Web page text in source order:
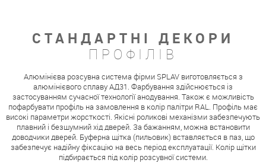
СТАНДАРТНІ ДЕКОРИ
ПРОФІЛІВ
Алюмінієва розсувна система фірми SPLAV виготовляється з
алюмінієвого сплаву АД31. Фарбування здійснюється із
застосуванням сучасної технології анодування. Також є можливість
пофарбувати профіль на замовлення в колір палітри RAL. Профіль має
високі параметри жорсткості. Якісні роликові механізми забезпечують
плавний і безшумний хід дверей. За бажанням, можна встановити
доводчики дверей. Буферна щітка (пильовик) вставляється в паз, що
забезпечує надійну фіксацію на весь період експлуатації. Колір щітки
підбирається під колір розсувної системи.